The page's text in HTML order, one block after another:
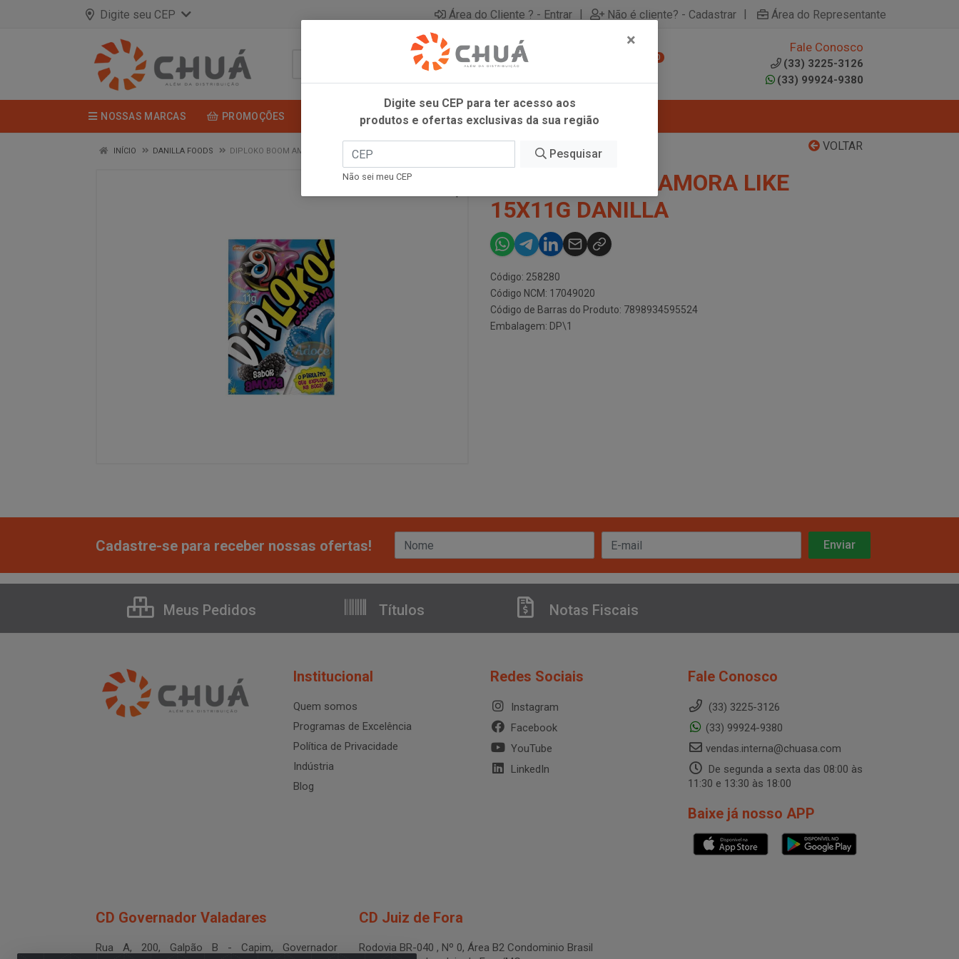
Digite seu CEP Área do Cliente ? - Entrar | Não é cliente? - Cadastrar | Área do Representante
0
Fale Conosco
(33) 3225-3126
(33) 99924-9380
NOSSAS MARCAS PROMOÇÕES
VOLTAR
INÍCIO DANILLA FOODS DIPLOKO BOOM AMORA LIKE 15X11G DANILLA
DIPLOKO BOOM AMORA LIKE
15X11G DANILLA
Código: 258280
Código NCM: 17049020
Código de Barras do Produto: 7898934595524
Embalagem: DP\1
Cadastre-se para receber nossas ofertas!
Meus Pedidos Títulos Notas Fiscais
Institucional
Quem somos
Programas de Excelência
Política de Privacidade
Indústria
Blog
Redes Sociais
Instagram
Facebook
YouTube
LinkedIn
Fale Conosco
(33) 3225-3126
(33) 99924-9380
vendas.interna@chuasa.com
De segunda a sexta das 08:00 às
11:30 e 13:30 às 18:00
Baixe já nosso APP
CD Governador Valadares
Rua A, 200, Galpão B - Capim, Governador
CD Juiz de Fora
Rodovia BR-040 , Nº 0, Área B2 Condominio Brasil
×
Digite seu CEP para ter acesso aos
produtos e ofertas exclusivas da sua região
Pesquisar
Não sei meu CEP